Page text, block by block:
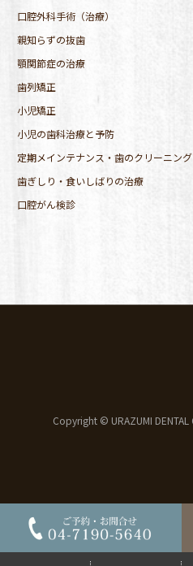
口腔外科手術（治療）
親知らずの抜歯
顎関節症の治療
歯列矯正
小児矯正
小児の歯科治療と予防
定期メインテナンス・歯のクリーニング
歯ぎしり・食いしばりの治療
口腔がん検診
Copyright © URAZUMI DENTAL